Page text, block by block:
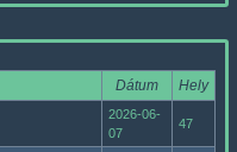
Dátum Hely
2026-06-
07
47